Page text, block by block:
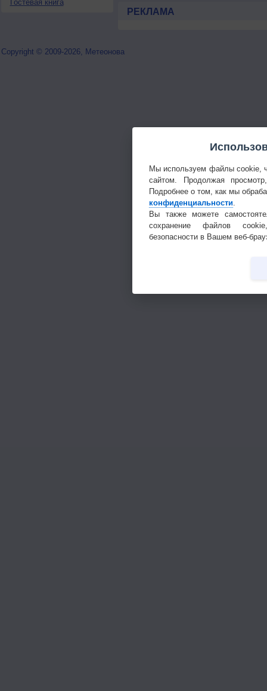
Гостевая книга
РЕКЛАМА
Copyright © 2009-2026, Метеонова
Мы используем файлы cookie,
сайтом. Продолжая
Подробнее о том, как мы
конфиденциальности
Вы также можете
сохранение файлов
безопасности в Вашем веб-